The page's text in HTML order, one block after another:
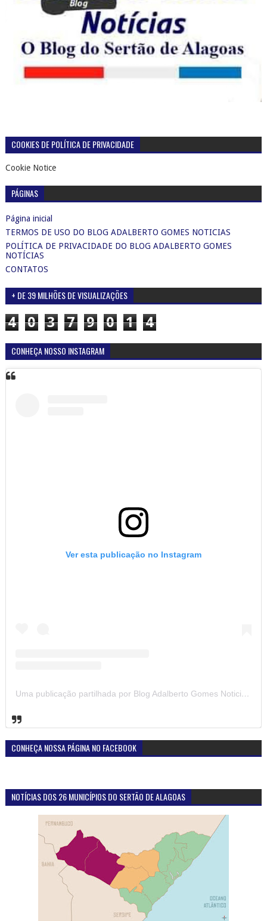
COOKIES DE POLÍTICA DE PRIVACIDADE
Cookie Notice
PÁGINAS
Página inicial
TERMOS DE USO DO BLOG ADALBERTO GOMES NOTICIAS
POLÍTICA DE PRIVACIDADE DO BLOG ADALBERTO GOMES
NOTÍCIAS
CONTATOS
+ DE 39 MILHÕES DE VISUALIZAÇÕES
4 0 3 7 9 0 1 4
CONHEÇA NOSSO INSTAGRAM
Ver esta publicação no Instagram
Uma publicação partilhada por Blog Adalberto Gomes Noticias (@blogadalbertogomesnoticiass)
CONHEÇA NOSSA PÁGINA NO FACEBOOK
NOTÍCIAS DOS 26 MUNICÍPIOS DO SERTÃO DE ALAGOAS